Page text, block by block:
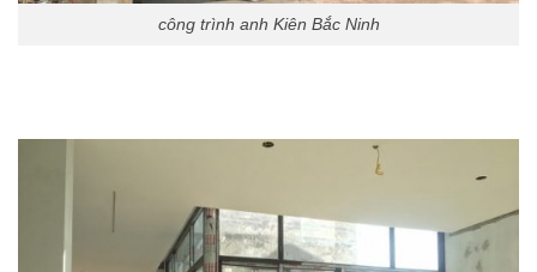
công trình anh Kiên Bắc Ninh